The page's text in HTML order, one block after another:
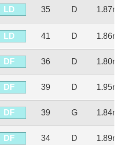
LD 35 D 1.87m
LD 41 D 1.86m
DF 36 D 1.80m
DF 39 D 1.95m
DF 39 G 1.84m
DF 34 D 1.89m